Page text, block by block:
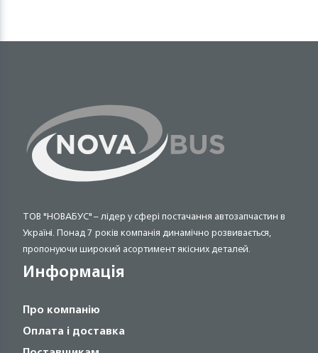
ТОВ "НОВАБУС" – лідер у сфері постачання автозапчастин в
Україні. Понад 7 років компанія динамічно розвивається,
пропонуючи широкий асортимент якісних деталей.
Информація
Про компанію
Оплата і доставка